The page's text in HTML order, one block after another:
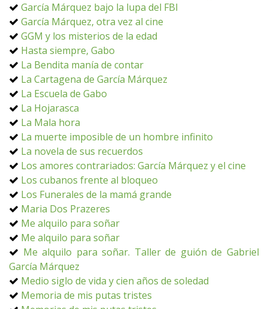
García Márquez bajo la lupa del FBI
García Márquez, otra vez al cine
GGM y los misterios de la edad
Hasta siempre, Gabo
La Bendita manía de contar
La Cartagena de García Márquez
La Escuela de Gabo
La Hojarasca
La Mala hora
La muerte imposible de un hombre infinito
La novela de sus recuerdos
Los amores contrariados: García Márquez y el cine
Los cubanos frente al bloqueo
Los Funerales de la mamá grande
Maria Dos Prazeres
Me alquilo para soñar
Me alquilo para soñar
Me alquilo para soñar. Taller de guión de Gabriel
García Márquez
Medio siglo de vida y cien años de soledad
Memoria de mis putas tristes